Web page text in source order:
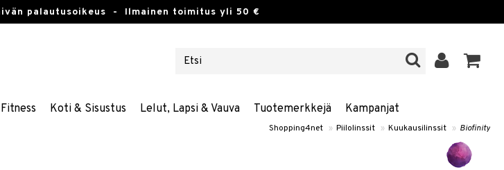
palautusoikeus - Ilmainen toimitus yli 50 €
Fitness Koti & Sisustus Lelut, Lapsi & Vauva Tuotemerkkejä Kampanjat
Shopping4net » Piilolinssit » Kuukausilinssit » Biofinity